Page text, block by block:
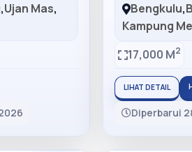
,Ujan Mas,
Bengkulu,
Kampung
17,000 M2
LIHAT DETAIL
Diperbarui